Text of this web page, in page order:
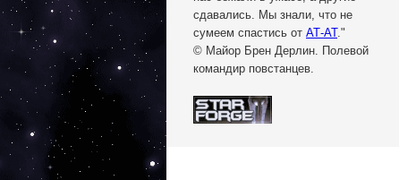
сдавались. Мы знали, что не
сумеем спастись от АТ-АТ."
© Майор Брен Дерлин. Полевой
командир повстанцев.